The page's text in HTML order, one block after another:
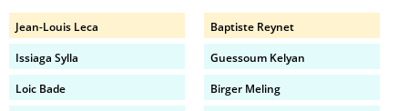
Jean-Louis Leca
Issiaga Sylla
Loic Bade
Baptiste Reynet
Guessoum Kelyan
Birger Meling